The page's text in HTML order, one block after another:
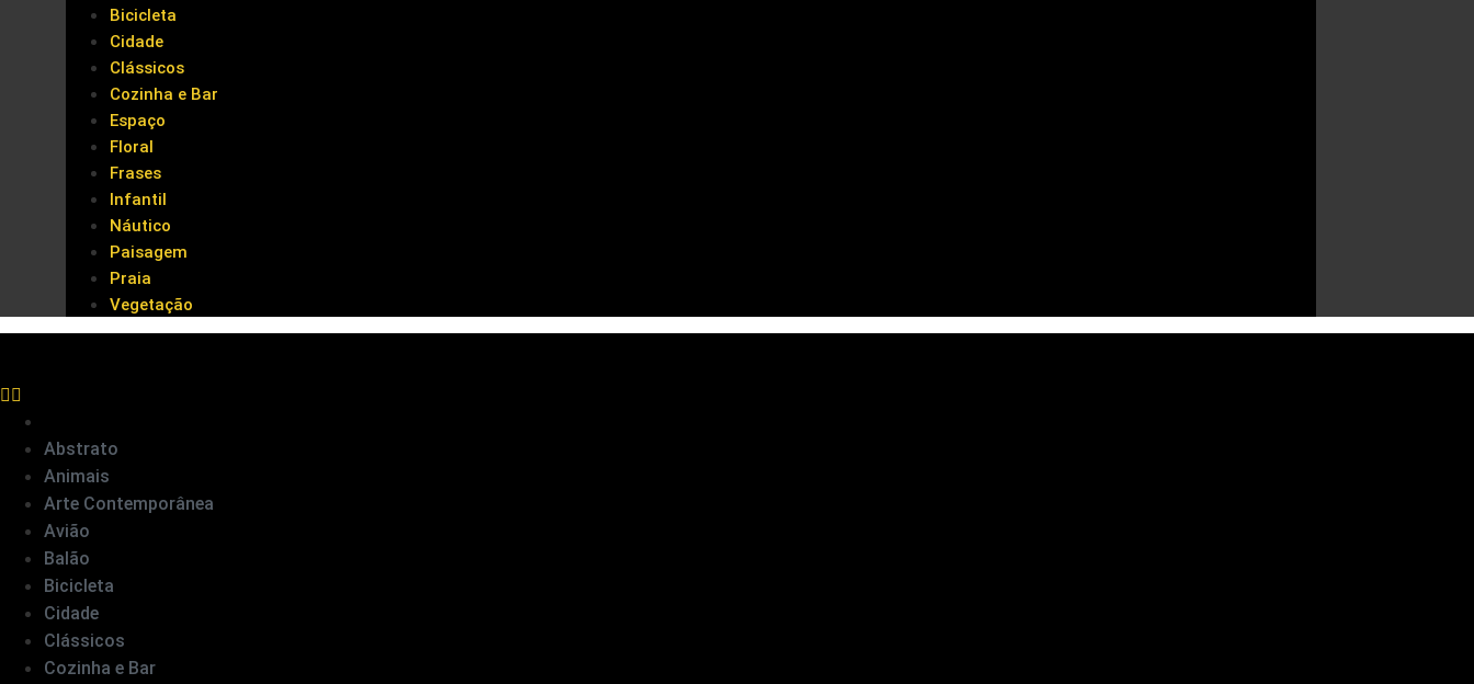
Bicicleta
Cidade
Clássicos
Cozinha e Bar
Espaço
Floral
Frases
Infantil
Náutico
Paisagem
Praia
Vegetação
Abstrato
Animais
Arte Contemporânea
Avião
Balão
Bicicleta
Cidade
Clássicos
Cozinha e Bar